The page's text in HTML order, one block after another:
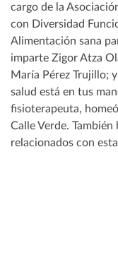
cargo de la
con Diversidad
Alimentación sana
imparte Zigor Atza
María Pérez Trujillo;
salud está en tus
fisioterapeuta,
Calle Verde.
relacionados con